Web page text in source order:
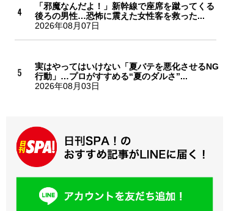
「邪魔なんだよ！」新幹線で座席を蹴ってくる
後ろの男性…恐怖に震えた女性客を救った...
2026年08月07日
実はやってはいけない「夏バテを悪化させるNG
行動」…プロがすすめる“夏のダルさ”...
2026年08月03日